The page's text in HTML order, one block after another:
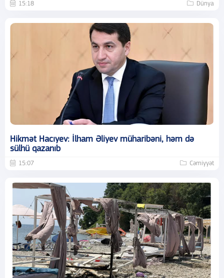
15:18 Dünya
Hikmət Hacıyev: İlham Əliyev müharibəni, həm də
sülhü qazanıb
15:07 Cəmiyyət